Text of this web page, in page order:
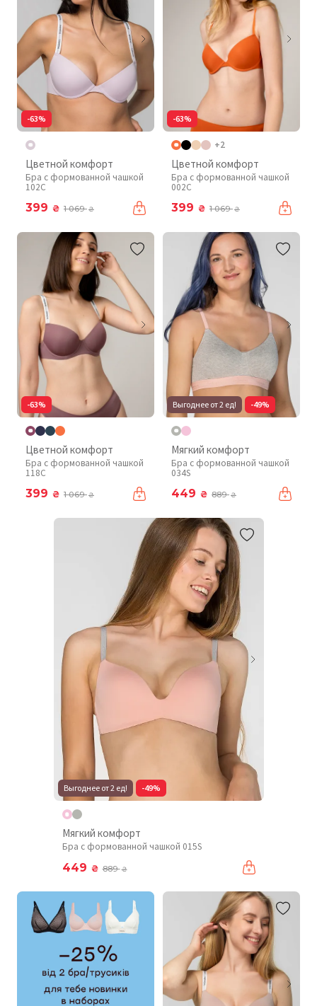
-63%
Цветной комфорт
Бра с формованной чашкой
102C
399 ₴ 1 069₴
-63%
+2
Цветной комфорт
Бра с формованной чашкой
002C
399 ₴ 1 069₴
-63%
Цветной комфорт
Бра с формованной чашкой
118C
399 ₴ 1 069₴
Выгоднее от 2 ед! -49%
Мягкий комфорт
Бра с формованной чашкой
034S
449 ₴ 889₴
Выгоднее от 2 ед! -49%
Мягкий комфорт
Бра с формованной чашкой 015S
449 ₴ 889₴